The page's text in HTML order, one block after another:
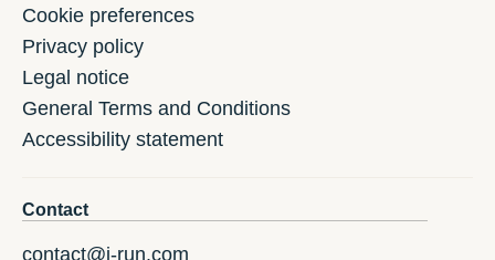
Cookie preferences
Privacy policy
Legal notice
General Terms and Conditions
Accessibility statement
Contact
contact@i-run.com